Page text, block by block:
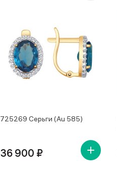
725269 Серьги (Au 585)
36 900 ₽